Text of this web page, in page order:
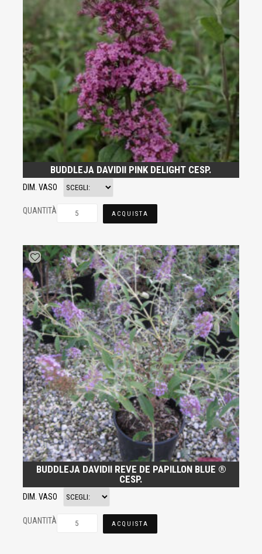
BUDDLEJA DAVIDII PINK DELIGHT CESP.
DIM. VASO
QUANTITÀ ACQUISTA
BUDDLEJA DAVIDII REVE DE PAPILLON BLUE ®
CESP.
DIM. VASO
QUANTITÀ ACQUISTA